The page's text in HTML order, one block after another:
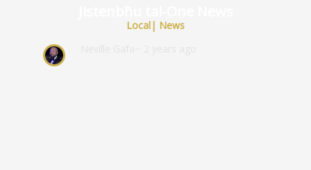
Local | News